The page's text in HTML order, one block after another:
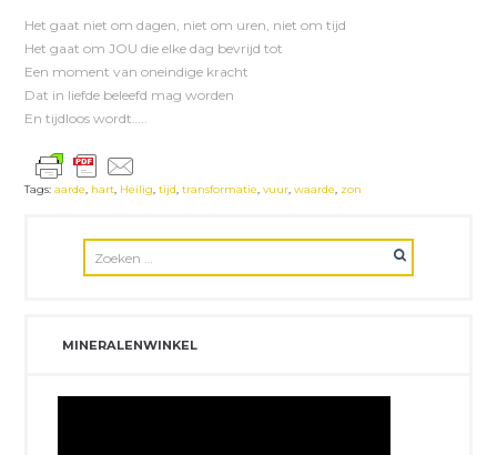
Het gaat niet om dagen, niet om uren, niet om tijd
Het gaat om JOU die elke dag bevrijd tot
Een moment van oneindige kracht
Dat in liefde beleefd mag worden
En tijdloos wordt…..
Tags:aarde, hart, Heilig,tijd,transformatie,vuur,waarde, zon
MINERALENWINKEL